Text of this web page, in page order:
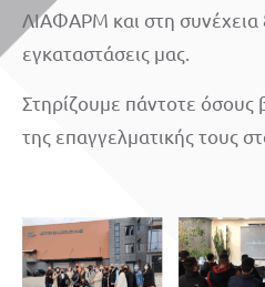
ΛΙΑΦΑΡΜ και στη συνέχεια
εγκαταστάσεις μας.
Στηρίζουμε πάντοτε όσους
της επαγγελματικής τους